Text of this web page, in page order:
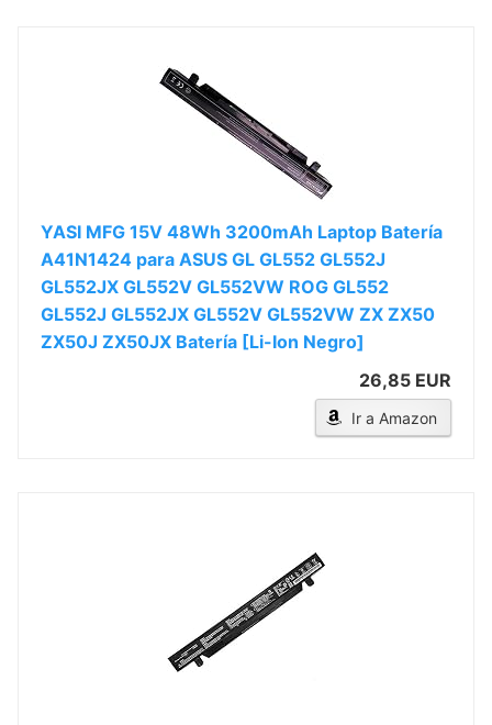
YASI MFG 15V 48Wh 3200mAh Laptop Batería
A41N1424 para ASUS GL GL552 GL552J
GL552JX GL552V GL552VW ROG GL552
GL552J GL552JX GL552V GL552VW ZX ZX50
ZX50J ZX50JX Batería [Li-Ion Negro]
26,85 EUR
Ir a Amazon